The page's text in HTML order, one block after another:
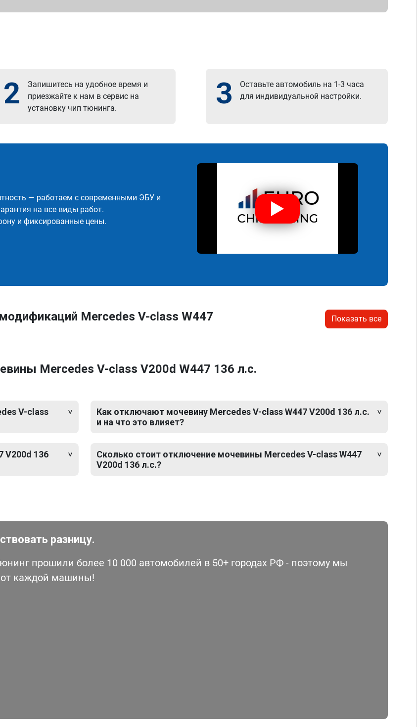
2
Запишитесь на удобное время и
приезжайте к нам в сервис на
установку чип тюнинга.
3
Оставьте автомобиль на 1-3 часа
для индивидуальной настройки.
— работаем с современными ЭБУ и
на все виды работ.
и фиксированные цены.
Mercedes V-class W447 Показать все
Mercedes V-class V200d W447 136 л.с.
V-class
V200d 136
Как отключают мочевину Mercedes V-class W447 V200d 136 л.с.
и на что это влияет?
Сколько стоит отключение мочевины Mercedes V-class W447
V200d 136 л.с.?
разницу.
прошили более 10 000 автомобилей в 50+ городах РФ - поэтому мы
от каждой машины!